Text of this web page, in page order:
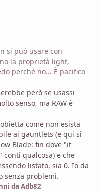
si può usare con
la proprietà light,
perché no... È pacifico
però se usassi
senso, ma RAW è
come non esista
ai gauntlets (e qui si
Blade: fin dove "it
conti qualcosa) e che
listato, sia 0. Io da
senza problemi.
da Adb82